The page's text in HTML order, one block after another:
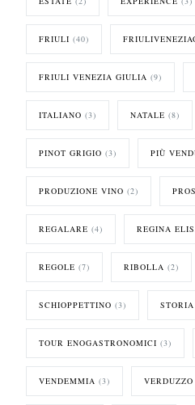
FRIULI (40)
FRIULI VENEZIA GIULIA (9)
ITALIANO (3) NATALE (8)
PINOT GRIGIO (3) PIÙ
PRODUZIONE VINO (2)
REGALARE (4) REGINA
REGOLE (7) RIBOLLA (2)
SCHIOPPETTINO (3) STORIA
TOUR ENOGASTRONOMICI (3)
VENDEMMIA (3)